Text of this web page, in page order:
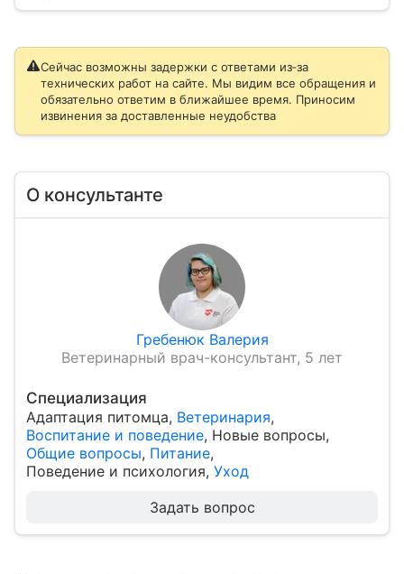
Сейчас возможны задержки с ответами из‑за
технических работ на сайте. Мы видим все обращения и
обязательно ответим в ближайшее время. Приносим
извинения за доставленные неудобства
О консультанте
Гребенюк Валерия
Ветеринарный врач-консультант, 5 лет
Специализация
Адаптация питомца, Ветеринария,
Воспитание и поведение, Новые вопросы,
Общие вопросы, Питание,
Поведение и психология, Уход
Задать вопрос